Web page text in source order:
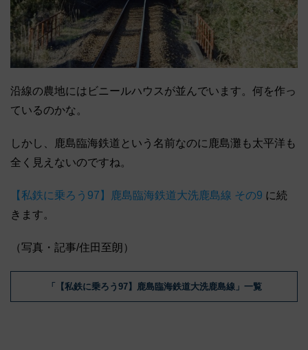
沿線の農地にはビニールハウスが並んでいます。何を作っ
ているのかな。
しかし、鹿島臨海鉄道という名前なのに鹿島灘も太平洋も
全く見えないのですね。
【私鉄に乗ろう97】鹿島臨海鉄道大洗鹿島線 その9 に続
きます。
（写真・記事/住田至朗）
「【私鉄に乗ろう97】鹿島臨海鉄道大洗鹿島線」一覧